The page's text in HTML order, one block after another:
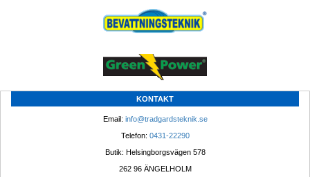
KONTAKT
Email: info@tradgardsteknik.se
Telefon: 0431-22290
Butik: Helsingborgsvägen 578
262 96 ÄNGELHOLM